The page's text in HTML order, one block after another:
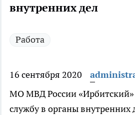
внутренних дел
Работа
16 сентября 2020
МО МВД России «Ирбитский»
службу в органы внутренних